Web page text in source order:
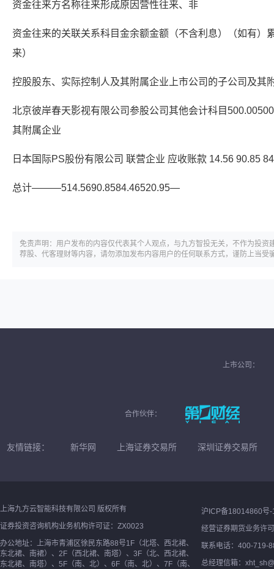
资金往来方名称往来形成原因营性往来、非
资金往来的关联关系科目金余额金额（不含利息）（如有）
来）
控股股东、实际控制人及其附属企业上市公司的子公司及其
北京彼岸春天影视有限公司参股公司其他会计科目
其附属企业
日本国际PS股份有限公司 联营企业 应收账款 14.56 90.85
总计———514.5690.8584.46520.95—
免责声明：用户发布的内容仅代表其个人观点，与九方智投无关，不作为投
荐股、代客理财等内容，请勿添加发布内容用户的任何联系方式，谨防上当受
上市公司：
合作伙伴：
友情链接： 新华网 上海证券交易所 深圳证券交易所
上海九方云智能科技有限公司 版权所有
证券投资咨询机构业务机构许可证：ZX0023
办公地址：上海市青浦区徐民东路88号1F（北塔、西北裙、
东北裙、南裙）、2F（西北裙、南塔）、3F（北、西北裙、
东北裙、南塔）、5F（南、北）、6F（南、北）、7F（南、
沪ICP备18014860号-
经营证券期货业务许
联系电话：400-719-
总经理信箱：